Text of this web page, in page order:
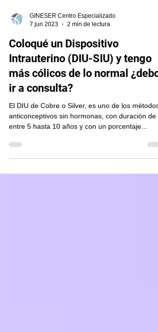
7 jun 2023
2 min de lectura
Coloqué un Dispositivo
Intrauterino (DIU-SIU) y tengo
más cólicos de lo normal ¿debo
ir a consulta?
El DIU de Cobre o Silver, es uno de los métodos
entre 5 hasta 10 años y con un porcentaje...